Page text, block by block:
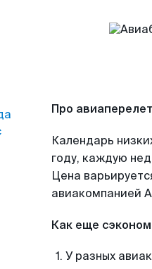
Про
Календарь
году, каждую
Цена
авиакомпанией
Как еще
У разных